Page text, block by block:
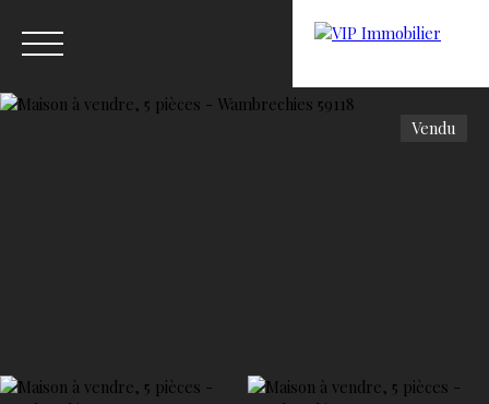
Estimation
Vendu